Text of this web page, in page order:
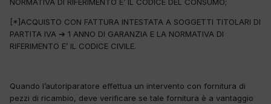
NORMATIVA DI RIFERIMENTO E’ IL CODICE DEL CONSUMO;
[*]ACQUISTO CON FATTURA INTESTATA A SOGGETTI TITOLARI DI
PARTITA IVA ➔ 1 ANNO DI GARANZIA E LA NORMATIVA DI
RIFERIMENTO E’ IL CODICE CIVILE.
Quando l’autoriparatore effettua un intervento con fornitura di
pezzi di ricambio, deve verificare se tale fornitura è a vantaggio